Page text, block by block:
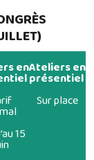
en
15
Ateliers en
présentiel
Sur place